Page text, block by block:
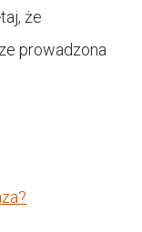
że
prowadzona